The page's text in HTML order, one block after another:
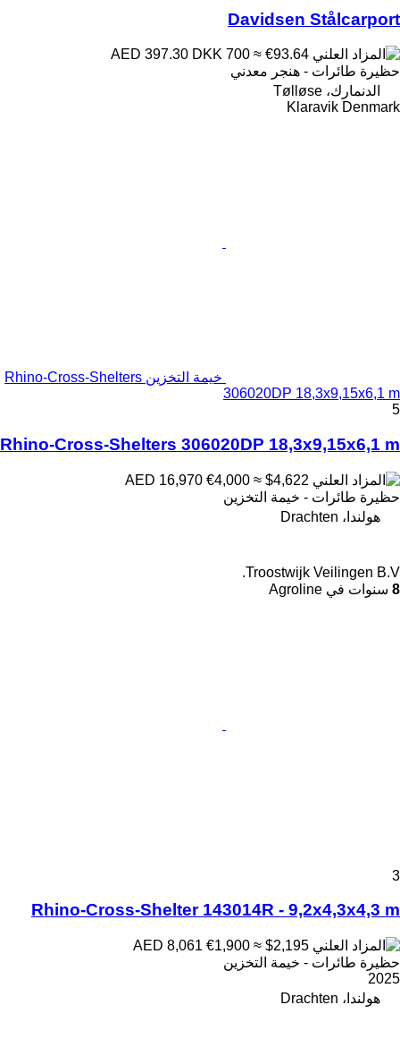
Davidsen Stålcarport
DKK 700 ≈ €93.64
حظيرة طائرات - هنجر معدني
الدنمارك، Tølløse
Klaravik Denmark
خيمة التخزين Rhino-Cross-Shelters
306020DP 18,3x9,15x6,1 m
5
Rhino-Cross-Shelters 306020DP 18,3x9,15x6,1 m
€4,000 ≈ $4,622
حظيرة طائرات - خيمة التخزين
هولندا، Drachten
Troostwijk Veilingen B.V.
8 سنوات في Agroline
3
Rhino-Cross-Shelter 143014R - 9,2x4,3x4,3 m
€1,900 ≈ $2,195
حظيرة طائرات - خيمة التخزين
2025
هولندا، Drachten